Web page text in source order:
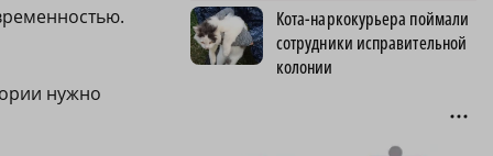
нужно
Кота-наркокурьера поймали
сотрудники исправительной
колонии